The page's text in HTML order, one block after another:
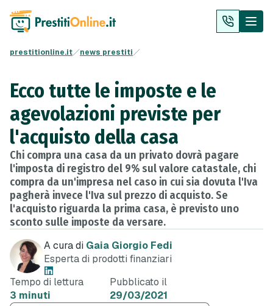
prestitionline.it news prestiti
Ecco tutte le imposte e le
agevolazioni previste per
l'acquisto della casa
Chi compra una casa da un privato dovrà pagare
l'imposta di registro del 9% sul valore catastale, chi
compra da un'impresa nel caso in cui sia dovuta l'Iva
pagherà invece l'Iva sul prezzo di acquisto. Se
l'acquisto riguarda la prima casa, è previsto uno
sconto sulle imposte da versare.
A cura di Gaia Giorgio Fedi
Esperta di prodotti finanziari
Tempo di lettura
3 minuti
Pubblicato il
29/03/2021